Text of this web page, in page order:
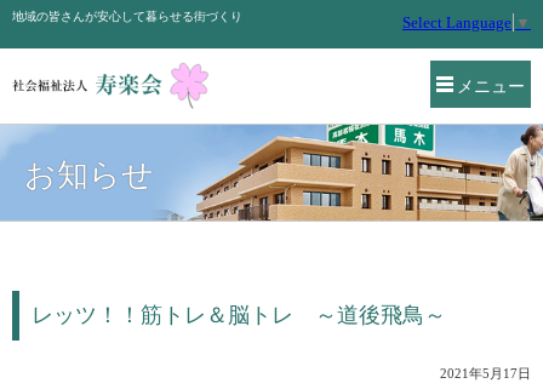
メニュー
地域の皆さんが安心して暮らせる街づくり Select Language ▼
お知らせ
レッツ！！筋トレ＆脳トレ ～道後飛鳥～
2021年5月17日